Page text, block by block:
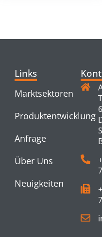
Links
Marktsektoren
Produktentwicklung
Anfrage
Über Uns
Neuigkeiten